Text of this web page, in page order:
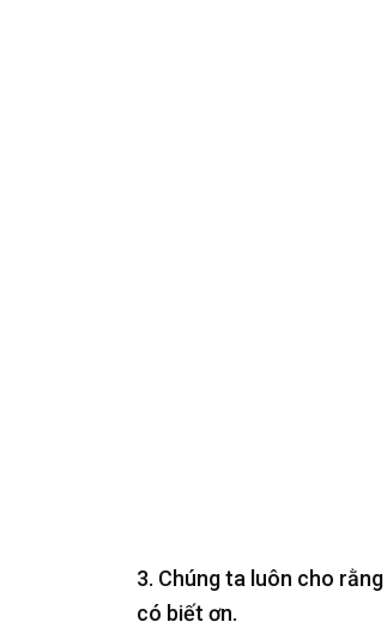
3. Chúng ta luôn cho
có biết ơn.